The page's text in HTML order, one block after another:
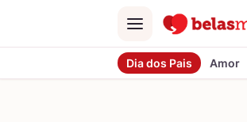
Menu
Dia dos Pais Amor